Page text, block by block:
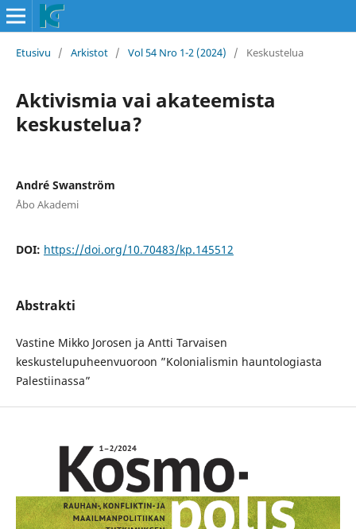
Etusivu / Arkistot / Vol 54 Nro 1-2 (2024) / Keskustelua
Aktivismia vai akateemista
keskustelua?
André Swanström
Åbo Akademi
DOI: https://doi.org/10.70483/kp.145512
Abstrakti
Vastine Mikko Jorosen ja Antti Tarvaisen
keskustelupuheenvuoroon ”Kolonialismin hauntologiasta
Palestiinassa”